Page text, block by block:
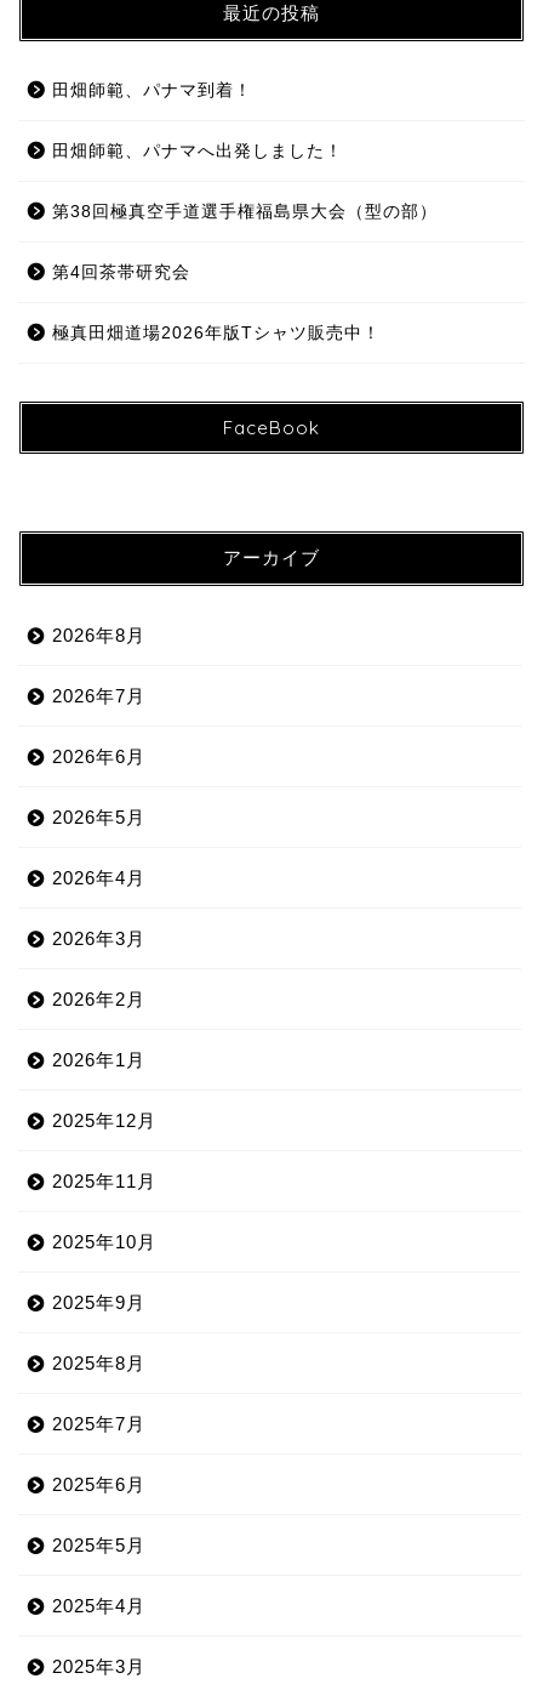
最近の投稿
田畑師範、パナマ到着！
田畑師範、パナマへ出発しました！
第38回極真空手道選手権福島県大会（型の部）
第4回茶帯研究会
極真田畑道場2026年版Tシャツ販売中！
FaceBook
アーカイブ
2026年8月
2026年7月
2026年6月
2026年5月
2026年4月
2026年3月
2026年2月
2026年1月
2025年12月
2025年11月
2025年10月
2025年9月
2025年8月
2025年7月
2025年6月
2025年5月
2025年4月
2025年3月